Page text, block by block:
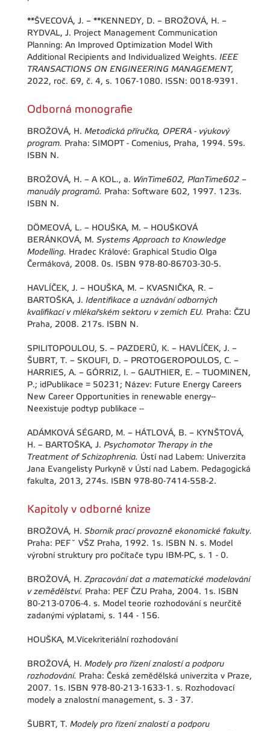
**ŠVECOVÁ, J. – **KENNEDY, D. – BROŽOVÁ, H. –
RYDVAL, J. Project Management Communication
Planning: An Improved Optimization Model With
Additional Recipients and Individualized Weights. IEEE
TRANSACTIONS ON ENGINEERING MANAGEMENT,
2022, roč. 69, č. 4, s. 1067-1080. ISSN: 0018-9391.
Odborná monografie
BROŽOVÁ, H. Metodická příručka, OPERA - výukový
program. Praha: SIMOPT - Comenius, Praha, 1994. 59s.
ISBN N.
BROŽOVÁ, H. – A KOL., a. WinTime602, PlanTime602 –
manuály programů. Praha: Software 602, 1997. 123s.
ISBN N.
DÖMEOVÁ, L. – HOUŠKA, M. – HOUŠKOVÁ
BERÁNKOVÁ, M. Systems Approach to Knowledge
Modelling. Hradec Králové: Graphical Studio Olga
Čermáková, 2008. 0s. ISBN 978-80-86703-30-5.
HAVLÍČEK, J. – HOUŠKA, M. – KVASNIČKA, R. –
BARTOŠKA, J. Identifikace a uznávání odborných
kvalifikací v mlékařském sektoru v zemích EU. Praha: ČZU
Praha, 2008. 217s. ISBN N.
SPILITOPOULOU, S. – PAZDERŮ, K. – HAVLÍČEK, J. –
ŠUBRT, T. – SKOUFI, D. – PROTOGEROPOULOS, C. –
HARRIES, A. – GÓRRIZ, I. – GAUTHIER, E. – TUOMINEN,
P.; idPublikace = 50231; Název: Future Energy Careers
New Career Opportunities in renewable energy--
Neexistuje podtyp publikace --
ADÁMKOVÁ SÉGARD, M. – HÁTLOVÁ, B. – KYNŠTOVÁ,
H. – BARTOŠKA, J. Psychomotor Therapy in the
Treatment of Schizophrenia. Ústí nad Labem: Univerzita
Jana Evangelisty Purkyně v Ústí nad Labem. Pedagogická
fakulta, 2013, 274s. ISBN 978-80-7414-558-2.
Kapitoly v odborné knize
BROŽOVÁ, H. Sborník prací provozně ekonomické fakulty.
Praha: PEFˇ VŠZ Praha, 1992. 1s. ISBN N. s. Model
výrobní struktury pro počítače typu IBM-PC, s. 1 - 0.
BROŽOVÁ, H.Zpracování dat a matematické modelování
v zemědělství. Praha: PEF ČZU Praha, 2004. 1s. ISBN
80-213-0706-4. s. Model teorie rozhodování s neurčitě
zadanými výplatami, s. 144 - 156.
HOUŠKA, M.Vícekriteriální rozhodování
BROŽOVÁ, H. Modely pro řízení znalostí a podporu
rozhodování. Praha: Česká zemědělská univerzita v Praze,
2007. 1s. ISBN 978-80-213-1633-1. s. Rozhodovací
modely a znalostní management, s. 3 - 37.
ŠUBRT, T. Modely pro řízení znalostí a podporu